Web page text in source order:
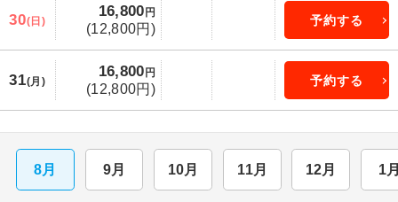
30(日)
16,800 円
(12,800円)
予約する
31(月)
16,800 円
(12,800円)
予約する
8月 9月 10月 11月 12月 1